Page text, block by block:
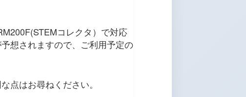
コレクタ）で対応
想されますので、ご利用予定の
点はお尋ねください。